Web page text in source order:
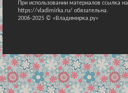
При использовании материалов ссылка на
https://vladimirka.ru/ обязательна.
2006-2025 © «Владимирка.ру»